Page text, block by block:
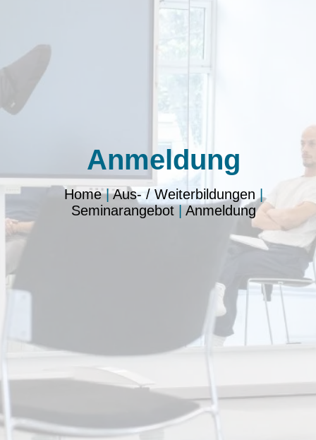
Anmeldung
Home|Aus- / Weiterbildungen |
Seminarangebot|Anmeldung